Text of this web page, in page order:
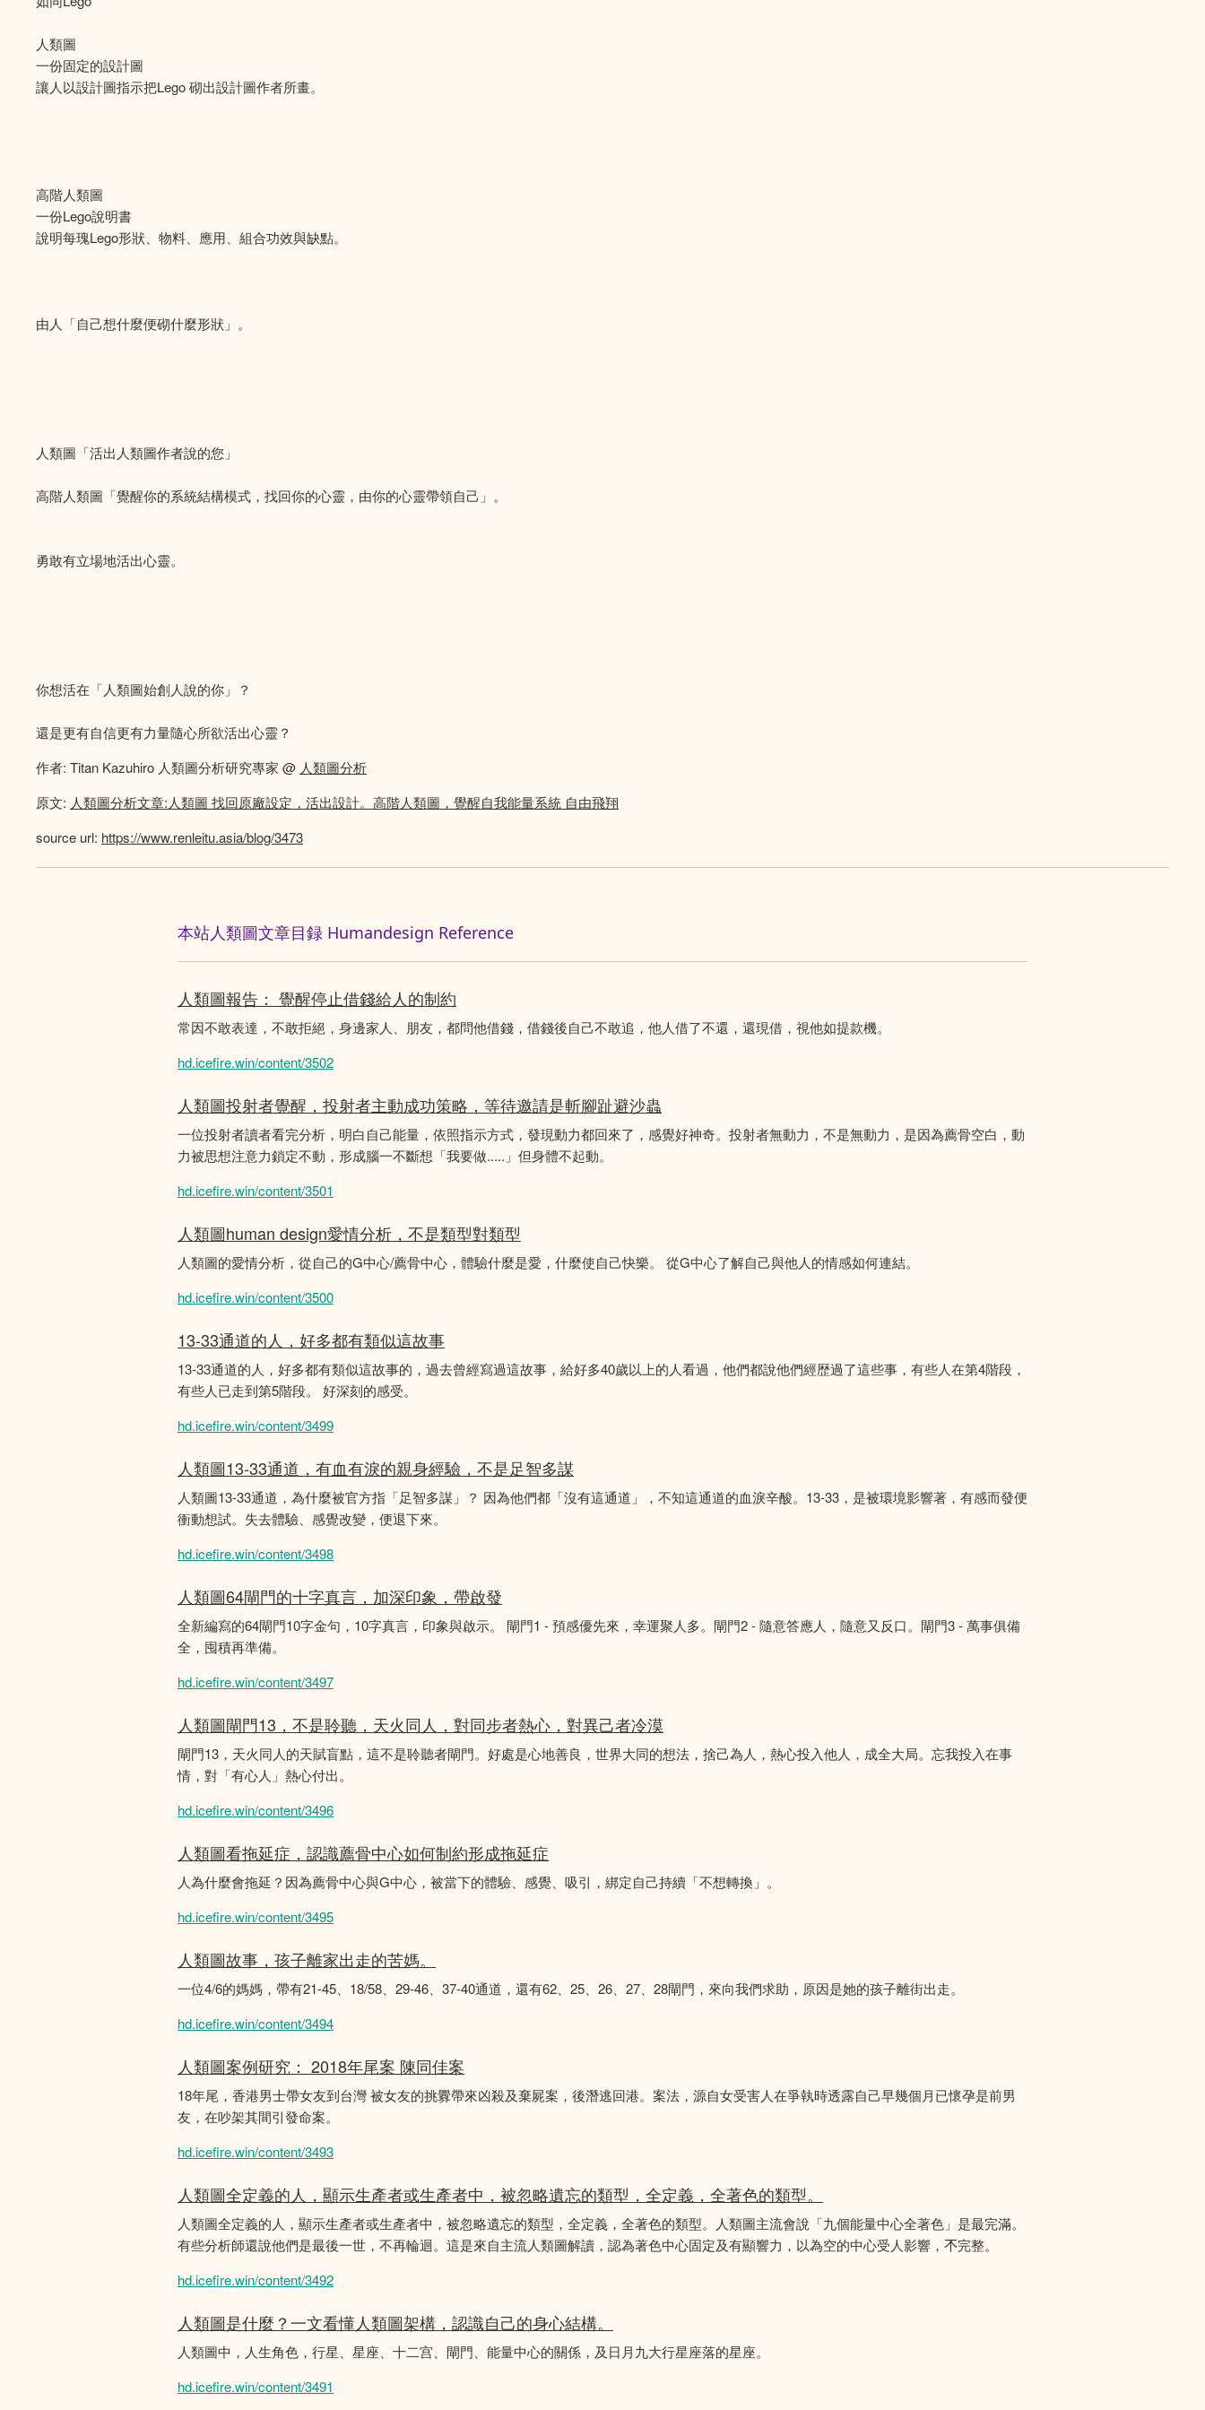
人類圖
一份固定的設計圖
讓人以設計圖指示把Lego 砌出設計圖作者所畫。
高階人類圖
一份Lego說明書
說明每瑰Lego形狀、物料、應用、組合功效與缺點。
由人「自己想什麼便砌什麼形狀」。
人類圖「活出人類圖作者說的您」
高階人類圖「覺醒你的系統結構模式，找回你的心靈，由你的心靈帶領自己」。
勇敢有立場地活出心靈。
你想活在「人類圖始創人說的你」？
還是更有自信更有力量隨心所欲活出心靈？
作者: Titan Kazuhiro 人類圖分析研究專家 @ 人類圖分析
原文: 人類圖分析文章:人類圖 找回原廠設定，活出設計。高階人類圖，覺醒自我能量系統 自由飛翔
source url: https://www.renleitu.asia/blog/3473
本站人類圖文章目録 Humandesign Reference
人類圖報告： 覺醒停止借錢給人的制約
常因不敢表達，不敢拒絕，身邊家人、朋友，都問他借錢，借錢後自己不敢追，他人借了不還，還現借，視他如提款機。
hd.icefire.win/content/3502
人類圖投射者覺醒，投射者主動成功策略，等待邀請是斬腳趾避沙蟲
一位投射者讀者看完分析，明白自己能量，依照指示方式，發現動力都回來了，感覺好神奇。投射者無動力，不是無動力，是因為薦骨空白，動
力被思想注意力鎖定不動，形成腦一不斷想「我要做.....」但身體不起動。
hd.icefire.win/content/3501
人類圖human design愛情分析，不是類型對類型
人類圖的愛情分析，從自己的G中心/薦骨中心，體驗什麼是愛，什麼使自己快樂。 從G中心了解自己與他人的情感如何連結。
hd.icefire.win/content/3500
13-33通道的人，好多都有類似這故事
13-33通道的人，好多都有類似這故事的，過去曾經寫過這故事，給好多40歲以上的人看過，他們都說他們經歴過了這些事，有些人在第4階段，
有些人已走到第5階段。 好深刻的感受。
hd.icefire.win/content/3499
人類圖13-33通道，有血有淚的親身經驗，不是足智多謀
人類圖13-33通道，為什麼被官方指「足智多謀」？ 因為他們都「沒有這通道」，不知這通道的血淚辛酸。13-33，是被環境影響著，有感而發便
衝動想試。失去體驗、感覺改變，便退下來。
hd.icefire.win/content/3498
人類圖64閘門的十字真言，加深印象，帶啟發
全新編寫的64閘門10字金句，10字真言，印象與啟示。 閘門1 - 預感優先來，幸運聚人多。閘門2 - 隨意答應人，隨意又反口。閘門3 - 萬事俱備
全，囤積再準備。
hd.icefire.win/content/3497
人類圖閘門13，不是聆聽，天火同人，對同步者熱心，對異己者冷漠
閘門13，天火同人的天賦盲點，這不是聆聽者閘門。好處是心地善良，世界大同的想法，捨己為人，熱心投入他人，成全大局。忘我投入在事
情，對「有心人」熱心付出。
hd.icefire.win/content/3496
人類圖看拖延症，認識薦骨中心如何制約形成拖延症
人為什麼會拖延？因為薦骨中心與G中心，被當下的體驗、感覺、吸引，綁定自己持續「不想轉換」。
hd.icefire.win/content/3495
人類圖故事，孩子離家出走的苦媽。
一位4/6的媽媽，帶有21-45、18/58、29-46、37-40通道，還有62、25、26、27、28閘門，來向我們求助，原因是她的孩子離街出走。
hd.icefire.win/content/3494
人類圖案例研究： 2018年尾案 陳同佳案
18年尾，香港男士帶女友到台灣 被女友的挑釁帶來凶殺及棄屍案，後潛逃回港。案法，源自女受害人在爭執時透露自己早幾個月已懷孕是前男
友，在吵架其間引發命案。
hd.icefire.win/content/3493
人類圖全定義的人，顯示生產者或生產者中，被忽略遺忘的類型，全定義，全著色的類型。
人類圖全定義的人，顯示生產者或生產者中，被忽略遺忘的類型，全定義，全著色的類型。人類圖主流會說「九個能量中心全著色」是最完滿。
有些分析師還說他們是最後一世，不再輪迴。這是來自主流人類圖解讀，認為著色中心固定及有顯響力，以為空的中心受人影響，𣎴完整。
hd.icefire.win/content/3492
人類圖是什麼？一文看懂人類圖架構，認識自己的身心結構。
人類圖中，人生角色，行星、星座、十二宫、閘門、能量中心的關係，及日月九大行星座落的星座。
hd.icefire.win/content/3491